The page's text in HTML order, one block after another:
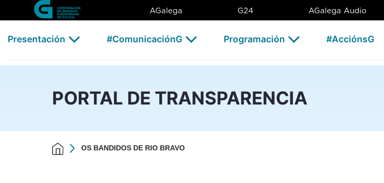
Skip to Main Content
OS BANDIDOS DE RIO BRAVO - CSAG
AGalega G24 AGalega Audio
Presentación #ComunicaciónG Programación #AcciónsG
PORTAL DE TRANSPARENCIA
OS BANDIDOS DE RIO BRAVO